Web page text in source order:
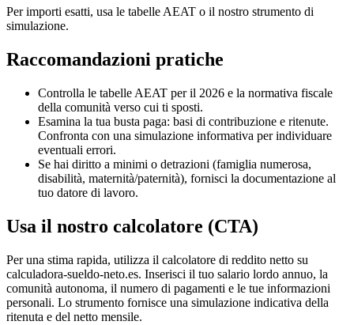
Per importi esatti, usa le tabelle AEAT o il nostro strumento di
simulazione.
Raccomandazioni pratiche
Controlla le tabelle AEAT per il 2026 e la normativa fiscale
della comunità verso cui ti sposti.
Esamina la tua busta paga: basi di contribuzione e ritenute.
Confronta con una simulazione informativa per individuare
eventuali errori.
Se hai diritto a minimi o detrazioni (famiglia numerosa,
disabilità, maternità/paternità), fornisci la documentazione al
tuo datore di lavoro.
Usa il nostro calcolatore (CTA)
Per una stima rapida, utilizza il calcolatore di reddito netto su
calculadora-sueldo-neto.es. Inserisci il tuo salario lordo annuo, la
comunità autonoma, il numero di pagamenti e le tue informazioni
personali. Lo strumento fornisce una simulazione indicativa della
ritenuta e del netto mensile.